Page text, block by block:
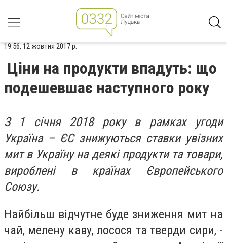
19:56, 12 жовтня 2017 р.
Ціни на продукти впадуть: що
подешевшає наступного року
З 1 січня 2018 року в рамках угоди
Україна – ЄС знижуються ставки увізних
мит в Україну на деякі продукти та товари,
вироблені в країнах Європейського
Союзу.
Найбільш відчутне буде зниження мит на
чай, мелену каву, лосося та тверди сири, -